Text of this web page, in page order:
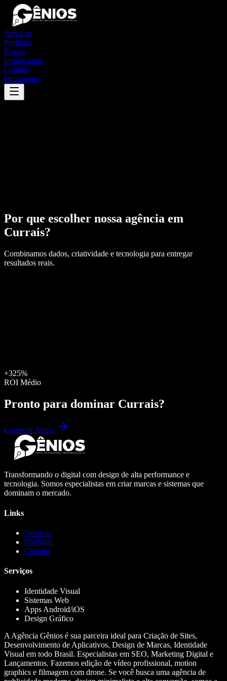
Serviços
Portfólio
Planos
Institucional
Contato
Orçamento
Por que escolher nossa agência em
Currais?
Combinamos dados, criatividade e tecnologia para entregar
resultados reais.
+325%
ROI Médio
Pronto para dominar Currais?
Começar Agora
Transformando o digital com design de alta performance e
tecnologia. Somos especialistas em criar marcas e sistemas que
dominam o mercado.
Links
Serviços
Portfólio
Contato
Serviços
Identidade Visual
Sistemas Web
Apps Android/iOS
Design Gráfico
A Agência Gênios é sua parceira ideal para Criação de Sites,
Desenvolvimento de Aplicativos, Design de Marcas, Identidade
Visual em todo Brasil. Especialistas em SEO, Marketing Digital e
Lançamentos. Fazemos edição de vídeo profissional, motion
graphics e filmagem com drone. Se você busca uma agência de